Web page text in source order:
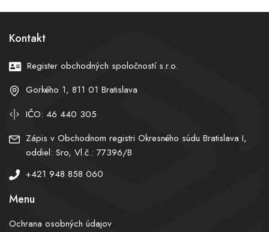
Kontakt
Register obchodných spoločností s.r.o.
Gorkého 1, 811 01 Bratislava
IČO: 46 440 305
Zápis v Obchodnom registri Okresného súdu Bratislava I,
oddiel: Sro, Vl.č.: 77396/B
+421 948 858 060
Menu
Ochrana osobných údajov